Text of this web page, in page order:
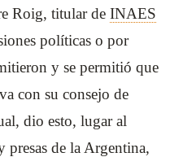
Roig, titular de INAES
políticas o por
y se permitió que
con su consejo de
dio esto, lugar al
presas de la Argentina,